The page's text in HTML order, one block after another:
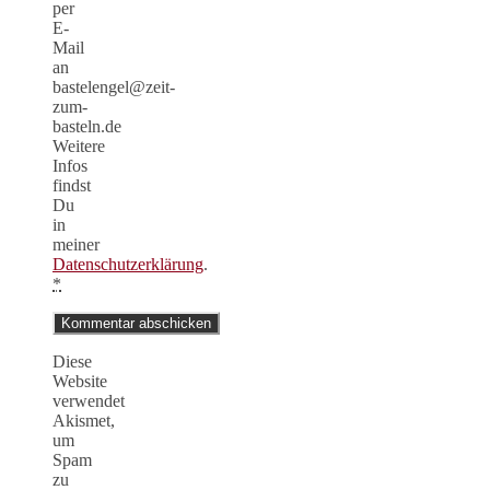
per
E-
Mail
an
bastelengel@zeit-
zum-
basteln.de
Weitere
Infos
findst
Du
in
meiner
Datenschutzerklärung.
*
Diese
Website
verwendet
Akismet,
um
Spam
zu